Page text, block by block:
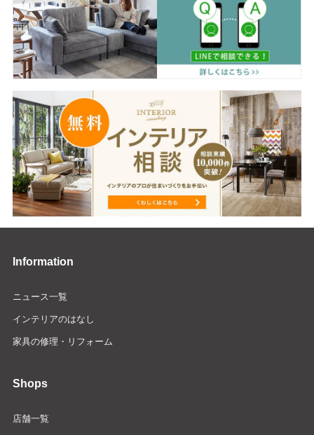
Information
ニュース一覧
インテリアのはなし
家具の修理・リフォーム
Shops
店舗一覧